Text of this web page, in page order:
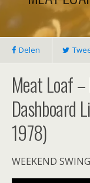
Delen
Meat Loaf
Dashboard
1978)
WEEKEND